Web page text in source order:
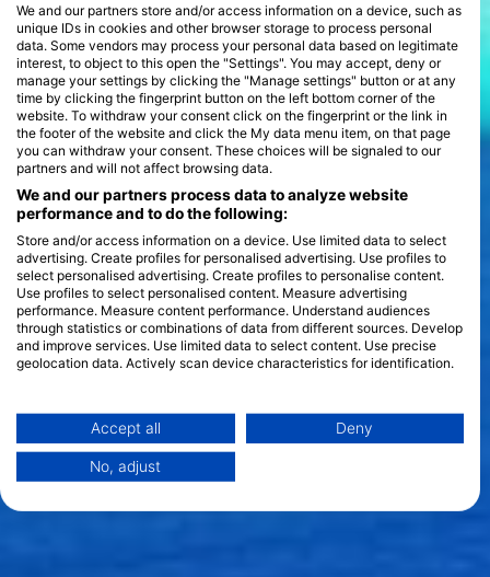
We and our partners store and/or access information on a device, such as
unique IDs in cookies and other browser storage to process personal
data. Some vendors may process your personal data based on legitimate
interest, to object to this open the "Settings". You may accept, deny or
manage your settings by clicking the "Manage settings" button or at any
time by clicking the fingerprint button on the left bottom corner of the
website. To withdraw your consent click on the fingerprint or the link in
the footer of the website and click the My data menu item, on that page
you can withdraw your consent. These choices will be signaled to our
partners and will not affect browsing data.
We and our partners process data to analyze website
performance and to do the following:
Store and/or access information on a device. Use limited data to select
advertising. Create profiles for personalised advertising. Use profiles to
select personalised advertising. Create profiles to personalise content.
Use profiles to select personalised content. Measure advertising
performance. Measure content performance. Understand audiences
through statistics or combinations of data from different sources. Develop
and improve services. Use limited data to select content. Use precise
geolocation data. Actively scan device characteristics for identification.
Data may be shared outside of the European Union and send to the USA.
Your consent and the cookie policy applies solely to this website/app.
View Partner List (1 IAB Vendors)
Accept all Deny
No, adjust